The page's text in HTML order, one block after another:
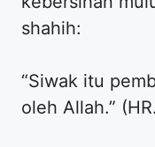
shahih:
“Siwak itu
oleh Allah.”